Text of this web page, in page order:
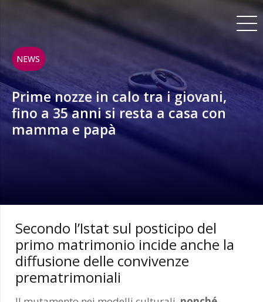
NEWS
Prime nozze in calo tra i giovani,
fino a 35 anni si resta a casa con
mamma e papà
Secondo l’Istat sul posticipo del
primo matrimonio incide anche la
diffusione delle convivenze
prematrimoniali